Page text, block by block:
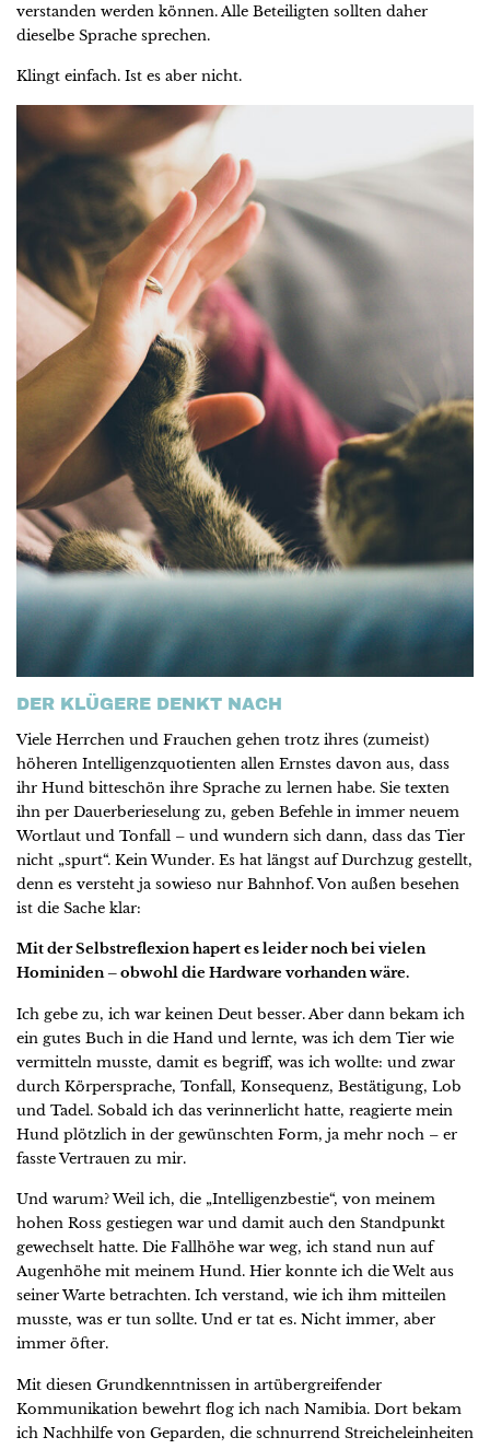
verstanden werden können. Alle Beteiligten sollten daher
dieselbe Sprache sprechen.
Klingt einfach. Ist es aber nicht.
DER KLÜGERE DENKT NACH
Viele Herrchen und Frauchen gehen trotz ihres (zumeist)
höheren Intelligenzquotienten allen Ernstes davon aus, dass
ihr Hund bitteschön ihre Sprache zu lernen habe. Sie texten
ihn per Dauerberieselung zu, geben Befehle in immer neuem
Wortlaut und Tonfall – und wundern sich dann, dass das Tier
nicht „spurt“. Kein Wunder. Es hat längst auf Durchzug gestellt,
denn es versteht ja sowieso nur Bahnhof. Von außen besehen
ist die Sache klar:
Mit der Selbstreflexion hapert es leider noch bei vielen
Hominiden – obwohl die Hardware vorhanden wäre.
Ich gebe zu, ich war keinen Deut besser. Aber dann bekam ich
ein gutes Buch in die Hand und lernte, was ich dem Tier wie
vermitteln musste, damit es begriff, was ich wollte: und zwar
durch Körpersprache, Tonfall, Konsequenz, Bestätigung, Lob
und Tadel. Sobald ich das verinnerlicht hatte, reagierte mein
Hund plötzlich in der gewünschten Form, ja mehr noch – er
fasste Vertrauen zu mir.
Und warum? Weil ich, die „Intelligenzbestie“, von meinem
hohen Ross gestiegen war und damit auch den Standpunkt
gewechselt hatte. Die Fallhöhe war weg, ich stand nun auf
Augenhöhe mit meinem Hund. Hier konnte ich die Welt aus
seiner Warte betrachten. Ich verstand, wie ich ihm mitteilen
musste, was er tun sollte. Und er tat es. Nicht immer, aber
immer öfter.
Mit diesen Grundkenntnissen in artübergreifender
Kommunikation bewehrt flog ich nach Namibia. Dort bekam
ich Nachhilfe von Geparden, die schnurrend Streicheleinheiten